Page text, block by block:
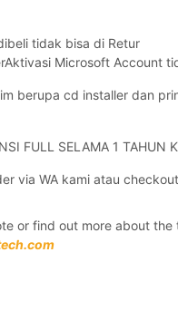
tidak bisa di Retur
Microsoft Account
berupa cd installer dan
FULL SELAMA 1 TAHUN
via WA kami atau
or find out more about